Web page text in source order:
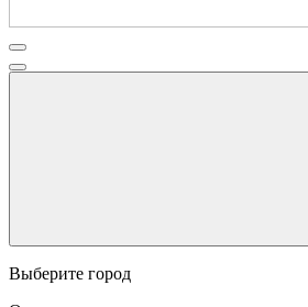
Выберите город